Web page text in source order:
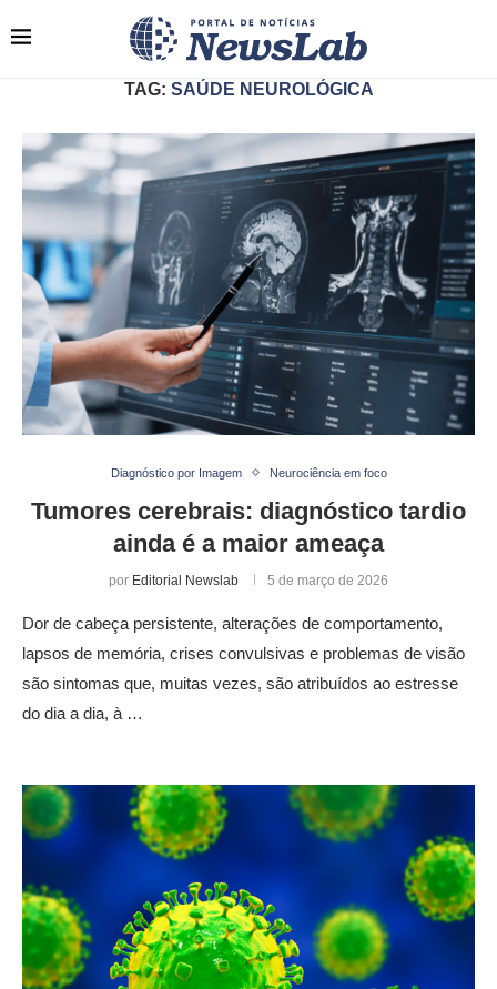
TAG: SAÚDE NEUROLÓGICA
Diagnóstico por Imagem Neurociência em foco
Tumores cerebrais: diagnóstico tardio
ainda é a maior ameaça
por Editorial Newslab 5 de março de 2026
Dor de cabeça persistente, alterações de comportamento,
lapsos de memória, crises convulsivas e problemas de visão
são sintomas que, muitas vezes, são atribuídos ao estresse
do dia a dia, à …